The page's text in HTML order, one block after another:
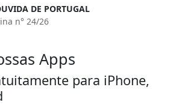
DE PORTUGAL
n° 24/26
Apps
para iPhone,